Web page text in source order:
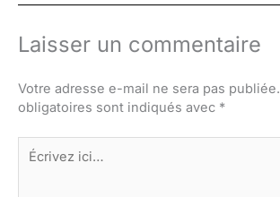
Laisser un commentaire
Votre adresse e-mail ne sera pas publiée.
obligatoires sont indiqués avec *
Écrivez
ici…